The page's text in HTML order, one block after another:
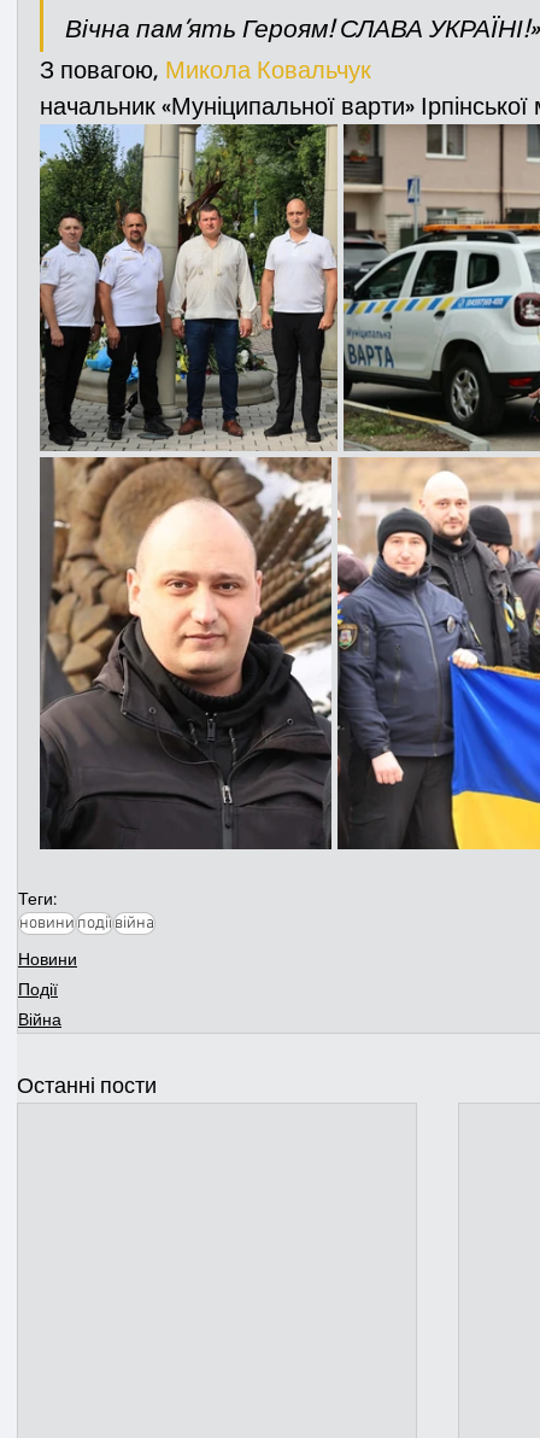
Вічна пам’ять Героям! СЛАВА УКРАЇНІ!»
З повагою, Микола Ковальчук
начальник «Муніципальної варти» Ірпінської
Теги:
новиниподіївійна
Новини
Події
Війна
Останні пости